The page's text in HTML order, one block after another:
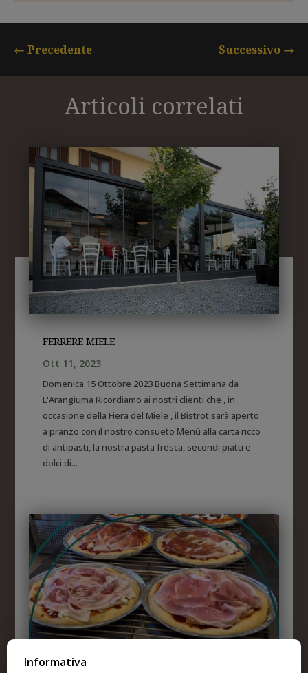
← Precedente Successivo →
Articoli correlati
FERRERE MIELE
Ott 11, 2023
Domenica 15 Ottobre 2023 Buona Settimana da
L'Arangiuma Ricordiamo ai nostri clienti che , in
occasione della Fiera del Miele , il Bistrot sarà aperto
a pranzo con il nostro consueto Menù alla carta ricco
di antipasti, la nostra pasta fresca, secondi piatti e
dolci di...
Informativa